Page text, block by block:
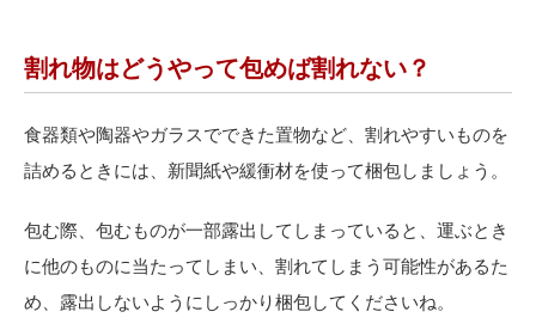
割れ物はどうやって包めば割れない？
食器類や陶器やガラスでできた置物など、割れやすいものを
詰めるときには、新聞紙や緩衝材を使って梱包しましょう。
包む際、包むものが一部露出してしまっていると、運ぶとき
に他のものに当たってしまい、割れてしまう可能性があるた
め、露出しないようにしっかり梱包してくださいね。